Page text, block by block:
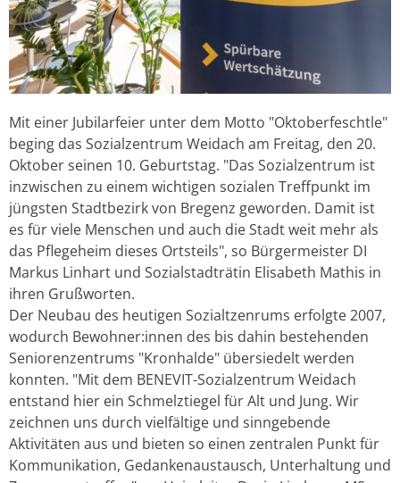
Mit einer Jubilarfeier unter dem Motto "Oktoberfeschtle"
beging das Sozialzentrum Weidach am Freitag, den 20.
Oktober seinen 10. Geburtstag. "Das Sozialzentrum ist
inzwischen zu einem wichtigen sozialen Treffpunkt im
jüngsten Stadtbezirk von Bregenz geworden. Damit ist
es für viele Menschen und auch die Stadt weit mehr als
das Pflegeheim dieses Ortsteils", so Bürgermeister DI
Markus Linhart und Sozialstadträtin Elisabeth Mathis in
ihren Grußworten.
Der Neubau des heutigen Sozialtzenrums erfolgte 2007,
wodurch Bewohner:innen des bis dahin bestehenden
Seniorenzentrums "Kronhalde" übersiedelt werden
konnten. "Mit dem BENEVIT-Sozialzentrum Weidach
entstand hier ein Schmelztiegel für Alt und Jung. Wir
zeichnen uns durch vielfältige und sinngebende
Aktivitäten aus und bieten so einen zentralen Punkt für
Kommunikation, Gedankenaustausch, Unterhaltung und